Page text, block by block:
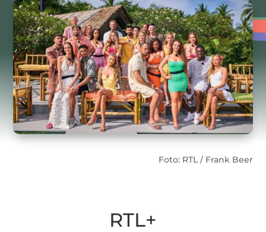
Foto: RTL / Frank Beer
RTL+